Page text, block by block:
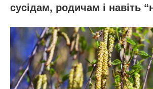
сусідам, родичам і навіть